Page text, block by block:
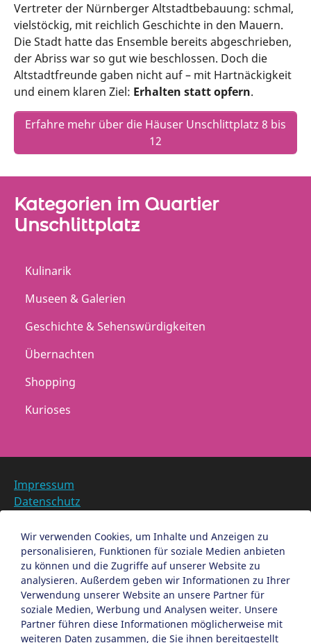
Vertreter der Nürnberger Altstadtbebauung: schmal,
vielstöckig, mit reichlich Geschichte in den Mauern.
Die Stadt hatte das Ensemble bereits abgeschrieben,
der Abriss war so gut wie beschlossen. Doch die
Altstadtfreunde gaben nicht auf – mit Hartnäckigkeit
und einem klaren Ziel: Erhalten statt opfern.
Erfahre mehr über die Häuser Unschlittplatz 8 bis
12
Kategorien im Quartier
Unschlittplatz
Kulinarik
Museen & Galerien
Geschichte & Sehenswürdigkeiten
Übernachten
Shopping
Kurioses
Impressum
Datenschutz
Datenschutzeinstellungen anpassen
EN
Ein Projekt der Congress- und Tourismus-Zentrale
Nürnberg
Wir verwenden Cookies, um Inhalte und Anzeigen zu
personalisieren, Funktionen für soziale Medien anbieten
zu können und die Zugriffe auf unserer Website zu
analysieren. Außerdem geben wir Informationen zu Ihrer
Verwendung unserer Website an unsere Partner für
soziale Medien, Werbung und Analysen weiter. Unsere
Partner führen diese Informationen möglicherweise mit
weiteren Daten zusammen, die Sie ihnen bereitgestellt